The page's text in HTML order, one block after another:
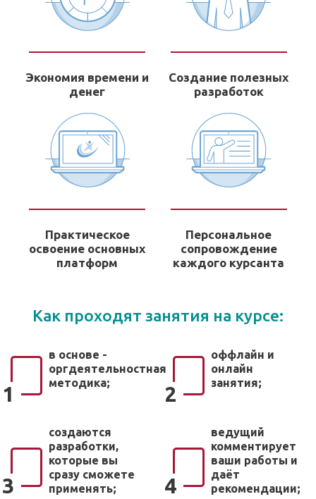
Экономия времени и
денег
Создание полезных
разработок
Практическое
освоение основных
платформ
Персональное
сопровождение
каждого курсанта
Как проходят занятия на курсе:
1
в основе -
оргдеятельностная
методика;
2
оффлайн и
онлайн
занятия;
3
создаются
разработки,
которые вы
сразу сможете
применять;
4
ведущий
комментирует
ваши работы и
даёт
рекомендации;